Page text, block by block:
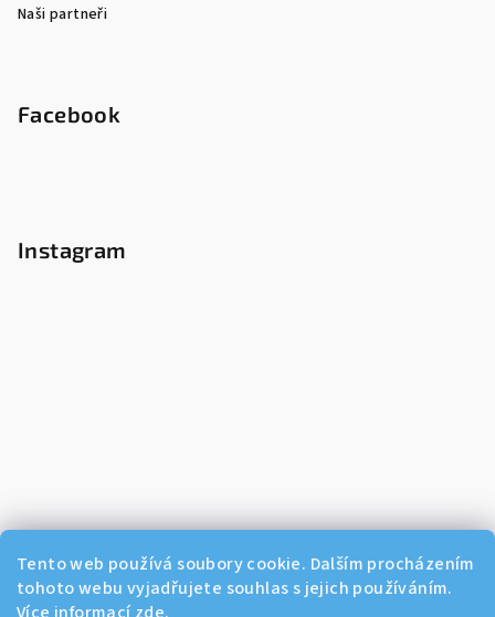
Tento web používá soubory cookie. Dalším procházením
tohoto webu vyjadřujete souhlas s jejich používáním.
Naši partneři
Facebook
Instagram